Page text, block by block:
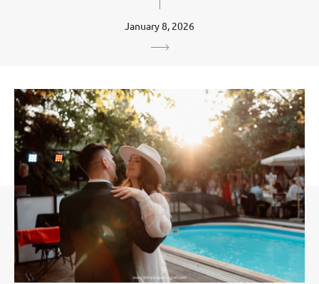
January 8, 2026